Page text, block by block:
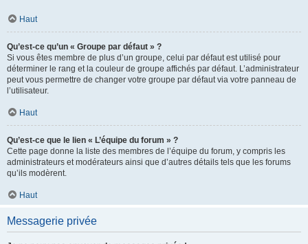
Haut
Qu’est-ce qu’un « Groupe par défaut » ?
Si vous êtes membre de plus d’un groupe, celui par défaut est utilisé pour
déterminer le rang et la couleur de groupe affichés par défaut. L’administrateur
peut vous permettre de changer votre groupe par défaut via votre panneau de
l’utilisateur.
Haut
Qu’est-ce que le lien « L’équipe du forum » ?
Cette page donne la liste des membres de l’équipe du forum, y compris les
administrateurs et modérateurs ainsi que d’autres détails tels que les forums
qu’ils modèrent.
Haut
Messagerie privée